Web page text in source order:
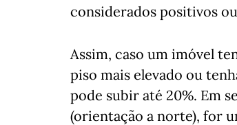
considerados positivos
Assim, caso um imóvel
piso mais elevado ou
pode subir até 20%. Em
(orientação a norte), for